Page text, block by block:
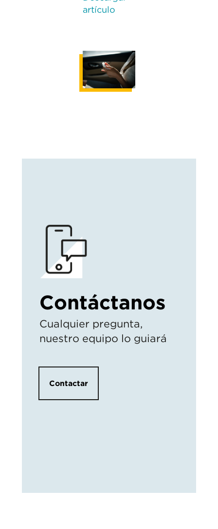
artículo
Contáctanos
Cualquier pregunta,
nuestro equipo lo guiará
Contactar